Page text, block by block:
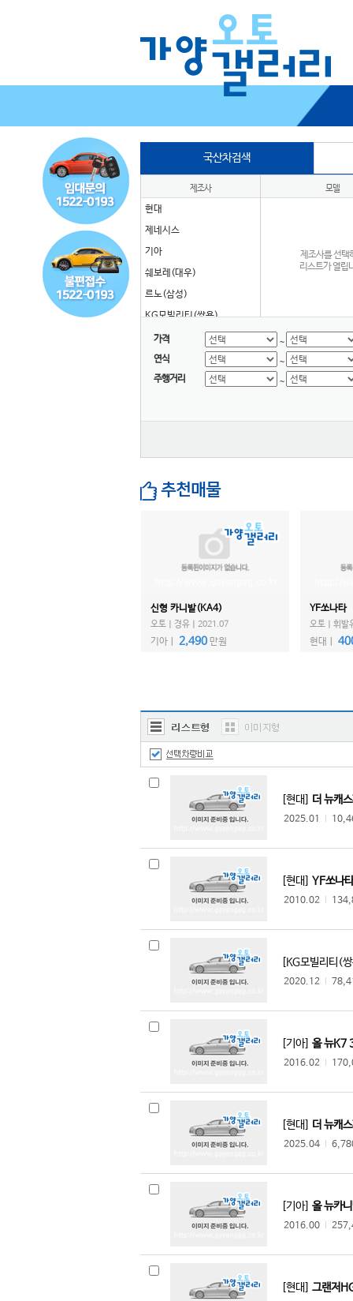
국산차검색
제조사
현대
제네시스
기아
쉐보레(대우)
르노(삼성)
KG모빌리티(쌍용)
타타대우
대우버스
AD 모터스
대창모터스(루트17)
마스타
세보모빌리티(캠시스)
에디슨모터스
이비온
한국쓰리축
한국메리트
한국특장기술
한국쓰리축공업
명성정공
수성특장
동해기계항공
카셈
모델
제조사를 선택
리스트가 열립
가격
~
연식
~
주행거리
~
추천매물
신형 카니발(KA4)
오토ㅣ경유ㅣ2021.07
기아ㅣ 2,490만원
YF쏘나타
오토ㅣ휘발
현대ㅣ
[현대] 더 뉴캐
2025.01 l
[현대] YF쏘나
2010.02 l
[KG모빌리티(
2020.12 l
[기아] 올 뉴K7
2016.02 l
[현대] 더 뉴캐
2025.04 l
[기아] 올 뉴카
2016.00 l
[현대] 그랜저